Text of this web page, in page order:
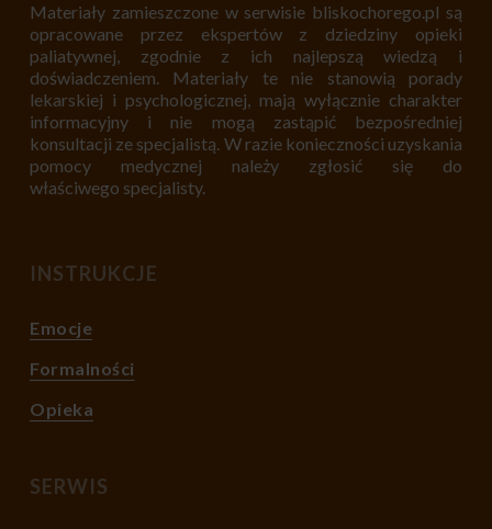
Materiały zamieszczone w serwisie bliskochorego.pl są
opracowane przez ekspertów z dziedziny opieki
paliatywnej, zgodnie z ich najlepszą wiedzą i
doświadczeniem. Materiały te nie stanowią porady
lekarskiej i psychologicznej, mają wyłącznie charakter
informacyjny i nie mogą zastąpić bezpośredniej
konsultacji ze specjalistą. W razie konieczności uzyskania
pomocy medycznej należy zgłosić się do
właściwego specjalisty.
INSTRUKCJE
Emocje
Formalności
Opieka
SERWIS